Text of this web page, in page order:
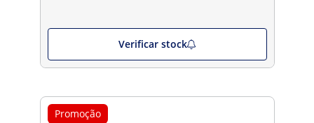
Verificar stock
Promoção